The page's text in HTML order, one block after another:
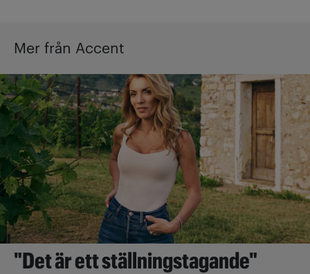
Mer från Accent
"Det är ett ställningstagande"